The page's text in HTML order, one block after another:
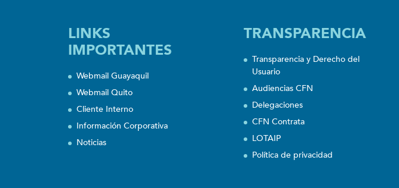
LINKS
IMPORTANTES
Webmail Guayaquil
Webmail Quito
Cliente Interno
Información Corporativa
Noticias
TRANSPARENCIA
Transparencia y Derecho del
Usuario
Audiencias CFN
Delegaciones
CFN Contrata
LOTAIP
Política de privacidad